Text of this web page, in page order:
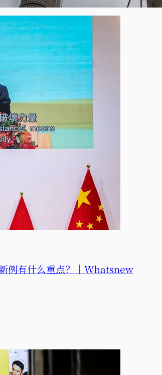
例有什么重点？｜Whatsnew